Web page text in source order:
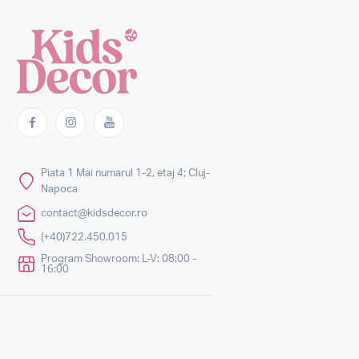
Piata 1 Mai numarul 1-2, etaj 4; Cluj-
Napoca
contact@kidsdecor.ro
(+40)722.450.015
Program Showroom: L-V: 08:00 -
16:00